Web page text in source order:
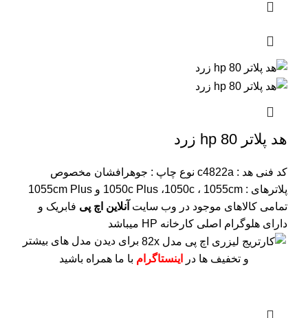
هد پلاتر 80 hp زرد
کد فنی هد : c4822a نوع چاپ : جوهرافشان مخصوص
پلاترهای : 1050c Plus ،1050c ، 1055cm و 1055cm Plus
تمامی کالاهای موجود در وب سایت آنلاین اچ پی فابریک و
دارای هلوگرام اصلی کارخانه HP میباشد
برای دیدن مدل های بیشتر
و تخفیف ها در
اینستاگرام با ما همراه باشید